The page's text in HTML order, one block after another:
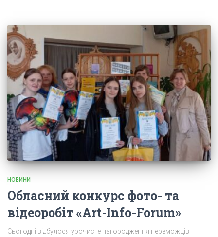
НОВИНИ
Обласний конкурс фото- та
відеоробіт «Art-Info-Forum»
Сьогодні відбулося урочисте нагородження переможців